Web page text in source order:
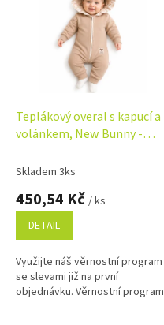
Teplákový overal s kapucí a
volánkem, New Bunny -
Skladem 3ks
450,54 Kč / ks
DETAIL
Využijte náš věrnostní program
se slevami již na první
objednávku. Věrnostní program